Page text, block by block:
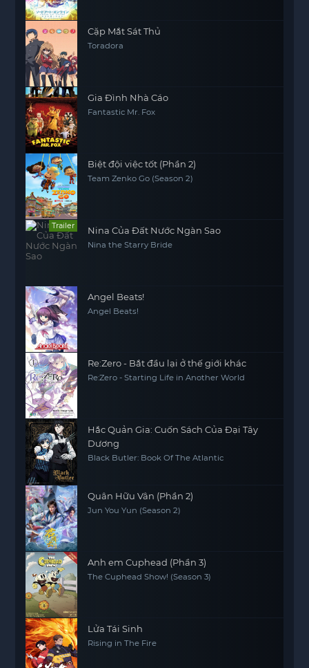
Cặp Mắt Sát Thủ
Toradora
Gia Đình Nhà Cáo
Fantastic Mr. Fox
Biệt đội việc tốt (Phần 2)
Team Zenko Go (Season 2)
Trailer Nina Của Đất Nước Ngàn Sao
Nina the Starry Bride
Angel Beats!
Angel Beats!
Re:Zero - Bắt đầu lại ở thế giới khác
Re:Zero - Starting Life in Another World
Hắc Quản Gia: Cuốn Sách Của Đại Tây
Dương
Black Butler: Book Of The Atlantic
Quân Hữu Vân (Phần 2)
Jun You Yun (Season 2)
Anh em Cuphead (Phần 3)
The Cuphead Show! (Season 3)
Lửa Tái Sinh
Rising in The Fire